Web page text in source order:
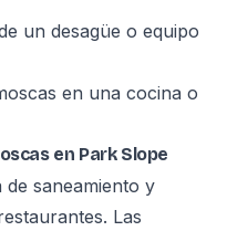
un desagüe o equipo
en una cocina o
en Park Slope
saneamiento y
Las